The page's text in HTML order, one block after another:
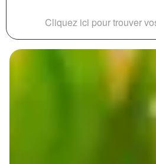
Cliquez ici pour trouver